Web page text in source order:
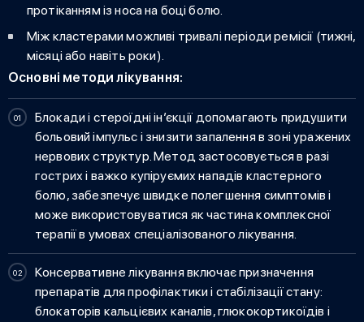
протіканням із носа на боці болю.
Між кластерами можливі тривалі періоди ремісії (тижні,
місяці або навіть роки).
Основні методи лікування:
Блокади і стероїдні ін’єкції допомагають придушити
больовий імпульс і знизити запалення в зоні уражених
нервових структур. Метод застосовується в разі
гострих і важко купіруємих нападів кластерного
болю, забезпечує швидке полегшення симптомів і
може використовуватися як частина комплексної
терапії в умовах спеціалізованого лікування.
Консервативне лікуваннявключає призначення
препаратів для профілактики і стабілізації стану:
блокаторів кальцієвих каналів, глюкокортикоїдів і